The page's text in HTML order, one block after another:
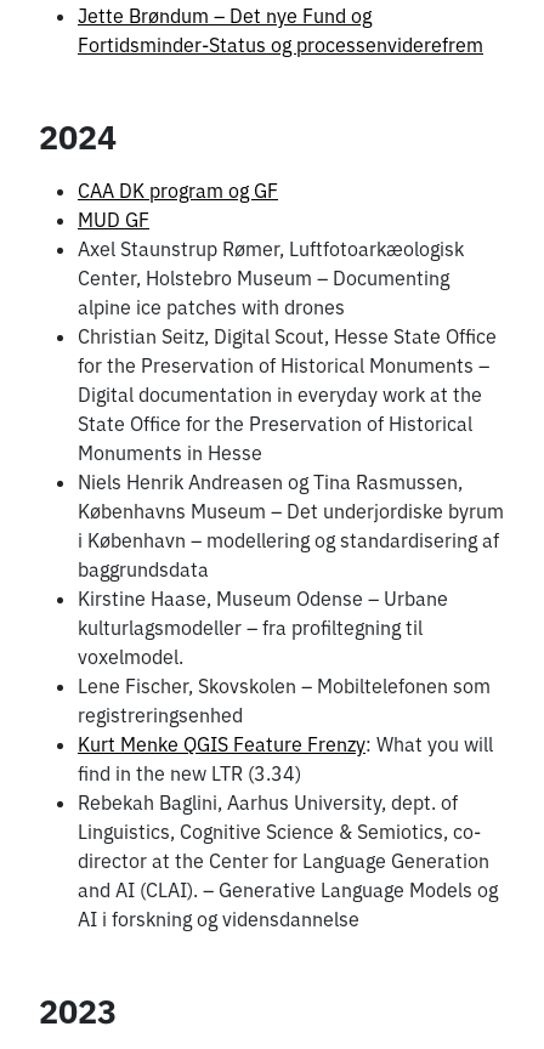
Jette Brøndum – Det nye Fund og
Fortidsminder-Status og processenviderefrem
2024
CAA DK program og GF
MUD GF
Axel Staunstrup Rømer, Luftfotoarkæologisk
Center, Holstebro Museum – Documenting
alpine ice patches with drones
Christian Seitz, Digital Scout, Hesse State Office
for the Preservation of Historical Monuments –
Digital documentation in everyday work at the
State Office for the Preservation of Historical
Monuments in Hesse
Niels Henrik Andreasen og Tina Rasmussen,
Københavns Museum – Det underjordiske byrum
i København – modellering og standardisering af
baggrundsdata
Kirstine Haase, Museum Odense – Urbane
kulturlagsmodeller – fra profiltegning til
voxelmodel.
Lene Fischer, Skovskolen – Mobiltelefonen som
registreringsenhed
Kurt Menke QGIS Feature Frenzy: What you will
find in the new LTR (3.34)
Rebekah Baglini, Aarhus University, dept. of
Linguistics, Cognitive Science & Semiotics, co-
director at the Center for Language Generation
and AI (CLAI). – Generative Language Models og
AI i forskning og vidensdannelse
2023